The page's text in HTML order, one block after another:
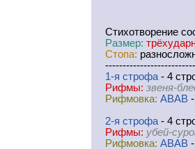
Cтихотворение
Размер:
Стопа:
1-я cтрофа - 4
Рифмы: звеня-
Рифмовка: ABAB
2-я cтрофа - 4
Рифмы: убей-
Рифмовка: ABAB